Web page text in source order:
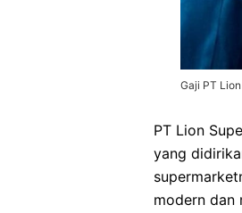
Gaji PT
PT Lion
yang
modern dan